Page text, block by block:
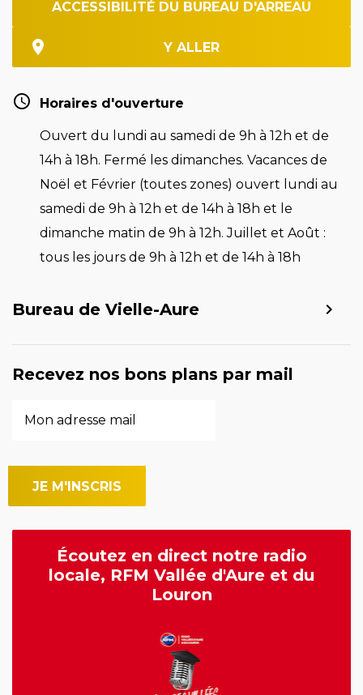
ACCESSIBILITÉ DU BUREAU D'ARREAU
Y ALLER
Horaires d'ouverture
Ouvert du lundi au samedi de 9h à 12h et de
14h à 18h. Fermé les dimanches. Vacances de
Noël et Février (toutes zones) ouvert lundi au
samedi de 9h à 12h et de 14h à 18h et le
dimanche matin de 9h à 12h. Juillet et Août :
tous les jours de 9h à 12h et de 14h à 18h
Bureau de Vielle-Aure
Recevez nos bons plans par mail
Écoutez en direct notre radio
locale, RFM Vallée d'Aure et du
Louron